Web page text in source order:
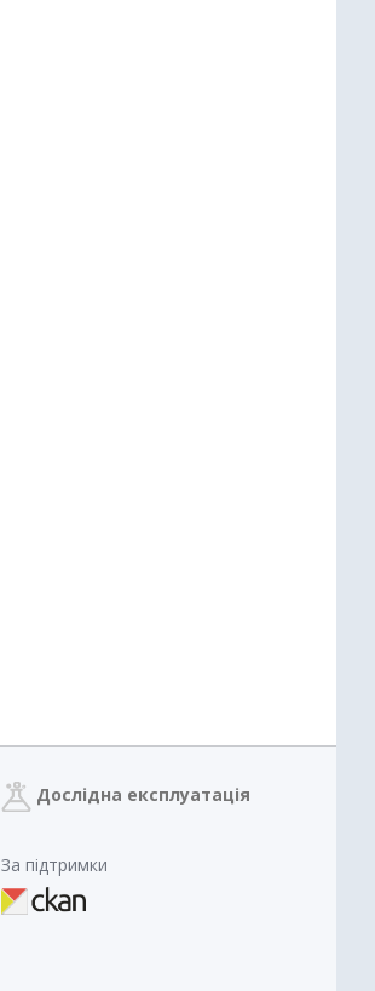
Дослідна експлуатація
За підтримки